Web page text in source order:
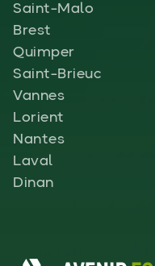
Saint-Malo
Brest
Quimper
Saint-Brieuc
Vannes
Lorient
Nantes
Laval
Dinan